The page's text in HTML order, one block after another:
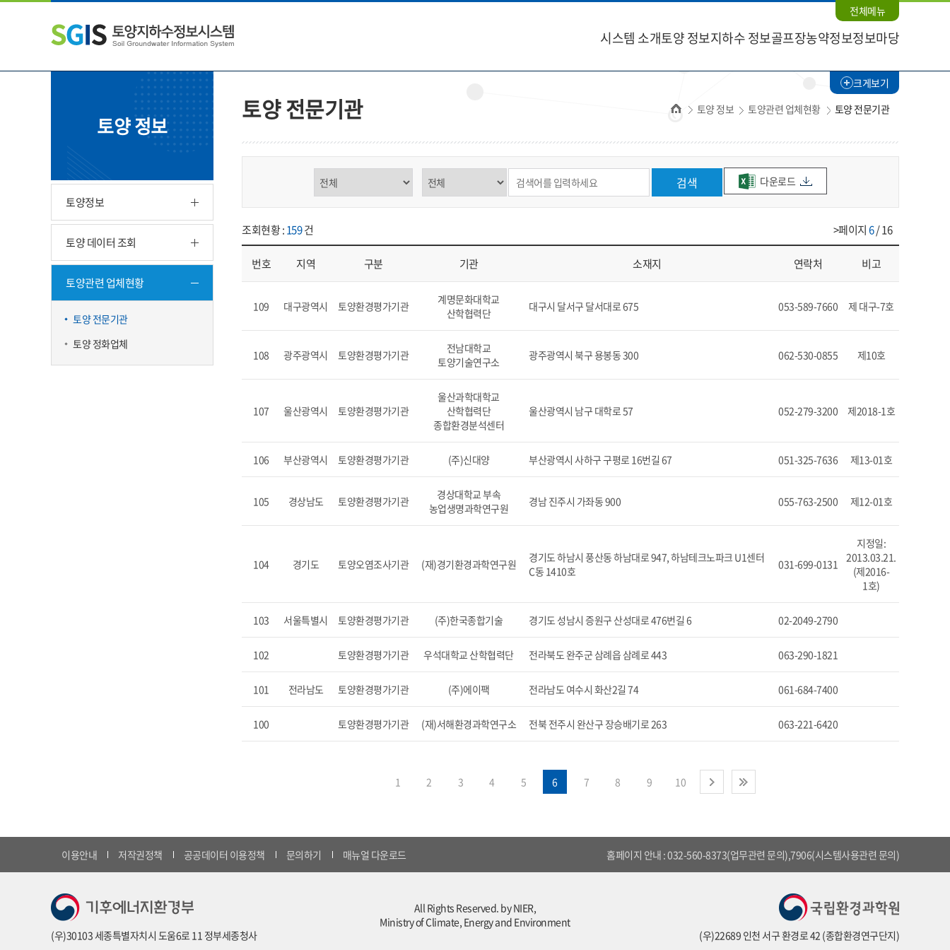
시스템 소개토양 정보지하수 정보골프장농약정보정보마당
전체메뉴
토양 정보
토양정보
토양 데이터 조회
토양관련 업체현황
토양 전문기관
토양 정화업체
토양 전문기관 홈 토양 정보 토양관련 업체현황 토양 전문기관
크게보기
검색 다운로드
조회현황 :159건 >페이지6/ 16
번호 지역 구분 기관 소재지 연락처 비고
109 대구광역시 토양환경평가기관
계명문화대학교
산학협력단
대구시 달서구 달서대로 675 053-589-7660 제 대구-7호
108 광주광역시 토양환경평가기관
전남대학교
토양기술연구소
광주광역시 북구 용봉동 300 062-530-0855 제10호
107 울산광역시 토양환경평가기관
울산과학대학교
산학협력단
종합환경분석센터
울산광역시 남구 대학로 57 052-279-3200 제2018-1호
106 부산광역시 토양환경평가기관 (주)신대양 부산광역시 사하구 구평로 16번길 67 051-325-7636 제13-01호
105 경상남도 토양환경평가기관
경상대학교 부속
농업생명과학연구원
경남 진주시 가좌동 900 055-763-2500 제12-01호
104 경기도 토양오염조사기관 (재)경기환경과학연구원
경기도 하남시 풍산동 하남대로 947, 하남테크노파크 U1센터
C동 1410호
031-699-0131
지정일:
2013.03.21.
(제2016-
1호)
103 서울특별시 토양환경평가기관 (주)한국종합기술 경기도 성남시 증원구 산성대로 476번길 6 02-2049-2790
102 토양환경평가기관 우석대학교 산학협력단 전라북도 완주군 삼례읍 삼례로 443 063-290-1821
101 전라남도 토양환경평가기관 (주)에이팩 전라남도 여수시 화산2길 74 061-684-7400
100 토양환경평가기관 (재)서해환경과학연구소 전북 전주시 완산구 장승배기로 263 063-221-6420
1 2 3 4 5 6 7 8 9 10 다음 끝
이용안내 저작권정책 공공데이터 이용정책 문의하기 매뉴얼 다운로드 홈페이지 안내 : 032-560-8373(업무관련 문의),7906(시스템사용관련 문의)
(우)30103 세종특별자치시 도움6로 11 정부세종청사
All Rights Reserved. by NIER,
Ministry of Climate, Energy and Environment
(우)22689 인천 서구 환경로 42 (종합환경연구단지)